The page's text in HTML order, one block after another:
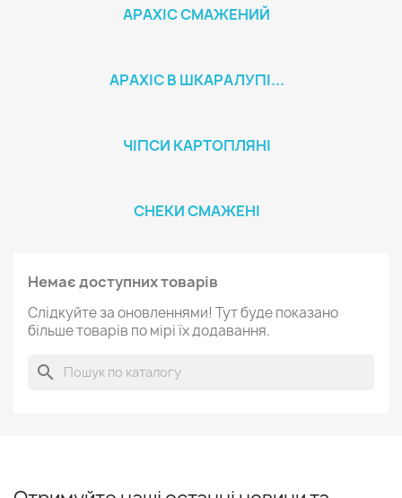
АРАХІС СМАЖЕНИЙ
АРАХІС В ШКАРАЛУПІ...
ЧІПСИ КАРТОПЛЯНІ
СНЕКИ СМАЖЕНІ
Немає доступних товарів
Слідкуйте за оновленнями! Тут буде показано
більше товарів по мірі їх додавання.
search